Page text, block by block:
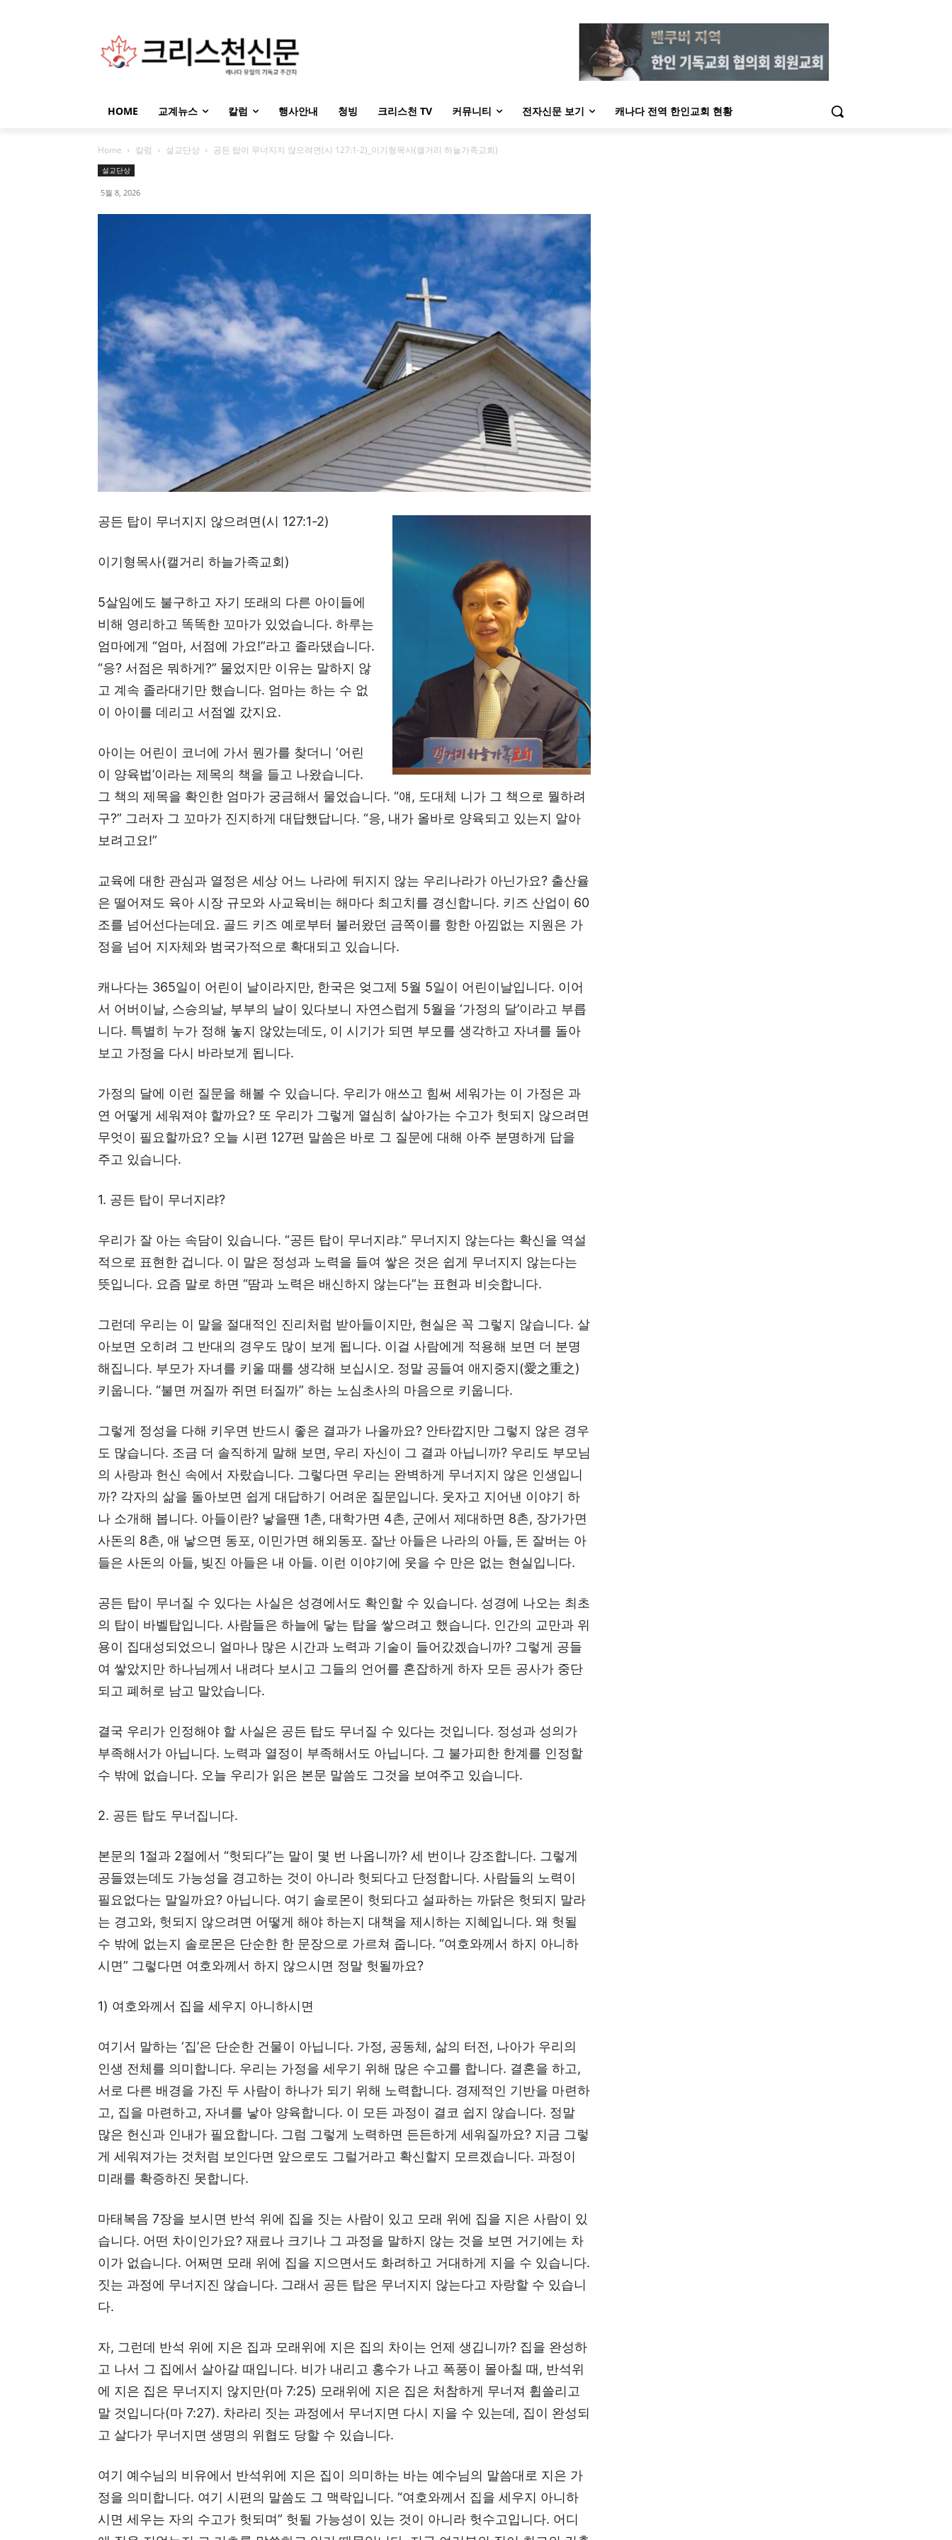
HOME 교계뉴스 칼럼 행사안내 청빙 크리스천 TV 커뮤니티 전자신문 보기 캐나다 전역 한인교회 현황
Home 칼럼 설교단상 공든 탑이 무너지지 않으려면(시 127:1-2)_이기형목사(캘거리 하늘가족교회)
설교단상
5월 8, 2026
공든 탑이 무너지지 않으려면(시 127:1-2)
이기형목사(캘거리 하늘가족교회)
5살임에도 불구하고 자기 또래의 다른 아이들에
비해 영리하고 똑똑한 꼬마가 있었습니다. 하루는
엄마에게 “엄마, 서점에 가요!”라고 졸라댔습니다.
“응? 서점은 뭐하게?” 물었지만 이유는 말하지 않
고 계속 졸라대기만 했습니다. 엄마는 하는 수 없
이 아이를 데리고 서점엘 갔지요.
아이는 어린이 코너에 가서 뭔가를 찾더니 ‘어린
이 양육법’이라는 제목의 책을 들고 나왔습니다.
그 책의 제목을 확인한 엄마가 궁금해서 물었습니다. “얘, 도대체 니가 그 책으로 뭘하려
구?” 그러자 그 꼬마가 진지하게 대답했답니다. “응, 내가 올바로 양육되고 있는지 알아
보려고요!”
교육에 대한 관심과 열정은 세상 어느 나라에 뒤지지 않는 우리나라가 아닌가요? 출산율
은 떨어져도 육아 시장 규모와 사교육비는 해마다 최고치를 경신합니다. 키즈 산업이 60
조를 넘어선다는데요. 골드 키즈 예로부터 불러왔던 금쪽이를 항한 아낌없는 지원은 가
정을 넘어 지자체와 범국가적으로 확대되고 있습니다.
캐나다는 365일이 어린이 날이라지만, 한국은 엊그제 5월 5일이 어린이날입니다. 이어
서 어버이날, 스승의날, 부부의 날이 있다보니 자연스럽게 5월을 ‘가정의 달’이라고 부릅
니다. 특별히 누가 정해 놓지 않았는데도, 이 시기가 되면 부모를 생각하고 자녀를 돌아
보고 가정을 다시 바라보게 됩니다.
가정의 달에 이런 질문을 해볼 수 있습니다. 우리가 애쓰고 힘써 세워가는 이 가정은 과
연 어떻게 세워져야 할까요? 또 우리가 그렇게 열심히 살아가는 수고가 헛되지 않으려면
무엇이 필요할까요? 오늘 시편 127편 말씀은 바로 그 질문에 대해 아주 분명하게 답을
주고 있습니다.
1. 공든 탑이 무너지랴?
우리가 잘 아는 속담이 있습니다. “공든 탑이 무너지랴.” 무너지지 않는다는 확신을 역설
적으로 표현한 겁니다. 이 말은 정성과 노력을 들여 쌓은 것은 쉽게 무너지지 않는다는
뜻입니다. 요즘 말로 하면 “땀과 노력은 배신하지 않는다”는 표현과 비슷합니다.
그런데 우리는 이 말을 절대적인 진리처럼 받아들이지만, 현실은 꼭 그렇지 않습니다. 살
아보면 오히려 그 반대의 경우도 많이 보게 됩니다. 이걸 사람에게 적용해 보면 더 분명
해집니다. 부모가 자녀를 키울 때를 생각해 보십시오. 정말 공들여 애지중지(愛之重之)
키웁니다. “불면 꺼질까 쥐면 터질까” 하는 노심초사의 마음으로 키웁니다.
그렇게 정성을 다해 키우면 반드시 좋은 결과가 나올까요? 안타깝지만 그렇지 않은 경우
도 많습니다. 조금 더 솔직하게 말해 보면, 우리 자신이 그 결과 아닙니까? 우리도 부모님
의 사랑과 헌신 속에서 자랐습니다. 그렇다면 우리는 완벽하게 무너지지 않은 인생입니
까? 각자의 삶을 돌아보면 쉽게 대답하기 어려운 질문입니다. 웃자고 지어낸 이야기 하
나 소개해 봅니다. 아들이란? 낳을땐 1촌, 대학가면 4촌, 군에서 제대하면 8촌, 장가가면
사돈의 8촌, 애 낳으면 동포, 이민가면 해외동포. 잘난 아들은 나라의 아들, 돈 잘버는 아
들은 사돈의 아들, 빚진 아들은 내 아들. 이런 이야기에 웃을 수 만은 없는 현실입니다.
공든 탑이 무너질 수 있다는 사실은 성경에서도 확인할 수 있습니다. 성경에 나오는 최초
의 탑이 바벨탑입니다. 사람들은 하늘에 닿는 탑을 쌓으려고 했습니다. 인간의 교만과 위
용이 집대성되었으니 얼마나 많은 시간과 노력과 기술이 들어갔겠습니까? 그렇게 공들
여 쌓았지만 하나님께서 내려다 보시고 그들의 언어를 혼잡하게 하자 모든 공사가 중단
되고 폐허로 남고 말았습니다.
결국 우리가 인정해야 할 사실은 공든 탑도 무너질 수 있다는 것입니다. 정성과 성의가
부족해서가 아닙니다. 노력과 열정이 부족해서도 아닙니다. 그 불가피한 한계를 인정할
수 밖에 없습니다. 오늘 우리가 읽은 본문 말씀도 그것을 보여주고 있습니다.
2. 공든 탑도 무너집니다.
본문의 1절과 2절에서 “헛되다”는 말이 몇 번 나옵니까? 세 번이나 강조합니다. 그렇게
공들였는데도 가능성을 경고하는 것이 아니라 헛되다고 단정합니다. 사람들의 노력이
필요없다는 말일까요? 아닙니다. 여기 솔로몬이 헛되다고 설파하는 까닭은 헛되지 말라
는 경고와, 헛되지 않으려면 어떻게 해야 하는지 대책을 제시하는 지혜입니다. 왜 헛될
수 밖에 없는지 솔로몬은 단순한 한 문장으로 가르쳐 줍니다. “여호와께서 하지 아니하
시면” 그렇다면 여호와께서 하지 않으시면 정말 헛될까요?
1) 여호와께서 집을 세우지 아니하시면
여기서 말하는 ‘집’은 단순한 건물이 아닙니다. 가정, 공동체, 삶의 터전, 나아가 우리의
인생 전체를 의미합니다. 우리는 가정을 세우기 위해 많은 수고를 합니다. 결혼을 하고,
서로 다른 배경을 가진 두 사람이 하나가 되기 위해 노력합니다. 경제적인 기반을 마련하
고, 집을 마련하고, 자녀를 낳아 양육합니다. 이 모든 과정이 결코 쉽지 않습니다. 정말
많은 헌신과 인내가 필요합니다. 그럼 그렇게 노력하면 든든하게 세워질까요? 지금 그렇
게 세워져가는 것처럼 보인다면 앞으로도 그럴거라고 확신할지 모르겠습니다. 과정이
미래를 확증하진 못합니다.
마태복음 7장을 보시면 반석 위에 집을 짓는 사람이 있고 모래 위에 집을 지은 사람이 있
습니다. 어떤 차이인가요? 재료나 크기나 그 과정을 말하지 않는 것을 보면 거기에는 차
이가 없습니다. 어쩌면 모래 위에 집을 지으면서도 화려하고 거대하게 지을 수 있습니다.
짓는 과정에 무너지진 않습니다. 그래서 공든 탑은 무너지지 않는다고 자랑할 수 있습니
다.
자, 그런데 반석 위에 지은 집과 모래위에 지은 집의 차이는 언제 생깁니까? 집을 완성하
고 나서 그 집에서 살아갈 때입니다. 비가 내리고 홍수가 나고 폭풍이 몰아칠 때, 반석위
에 지은 집은 무너지지 않지만(마 7:25) 모래위에 지은 집은 처참하게 무너져 휩쓸리고
말 것입니다(마 7:27). 차라리 짓는 과정에서 무너지면 다시 지을 수 있는데, 집이 완성되
고 살다가 무너지면 생명의 위협도 당할 수 있습니다.
여기 예수님의 비유에서 반석위에 지은 집이 의미하는 바는 예수님의 말씀대로 지은 가
정을 의미합니다. 여기 시편의 말씀도 그 맥락입니다. “여호와께서 집을 세우지 아니하
시면 세우는 자의 수고가 헛되며” 헛될 가능성이 있는 것이 아니라 헛수고입니다. 어디